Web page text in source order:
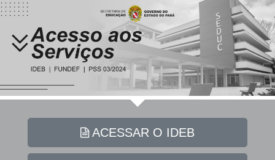
ACESSAR O IDEB